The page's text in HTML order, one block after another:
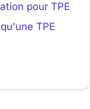
pour TPE
TPE